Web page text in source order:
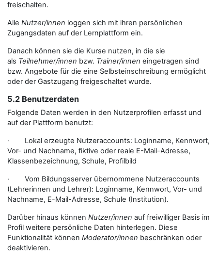
freischalten.
Alle Nutzer/innen loggen sich mit ihren persönlichen
Zugangsdaten auf der Lernplattform ein.
Danach können sie die Kurse nutzen, in die sie
als Teilnehmer/innen bzw. Trainer/innen eingetragen sind
bzw. Angebote für die eine Selbsteinschreibung ermöglicht
oder der Gastzugang freigeschaltet wurde.
5.2 Benutzerdaten
Folgende Daten werden in den Nutzerprofilen erfasst und
auf der Plattform benutzt:
· Lokal erzeugte Nutzeraccounts: Loginname, Kennwort,
Vor- und Nachname, fiktive oder reale E-Mail-Adresse,
Klassenbezeichnung, Schule, Profilbild
· Vom Bildungsserver übernommene Nutzeraccounts
(Lehrerinnen und Lehrer): Loginname, Kennwort, Vor- und
Nachname, E-Mail-Adresse, Schule (Institution).
Darüber hinaus können Nutzer/innen auf freiwilliger Basis im
Profil weitere persönliche Daten hinterlegen. Diese
Funktionalität können Moderator/innen beschränken oder
deaktivieren.